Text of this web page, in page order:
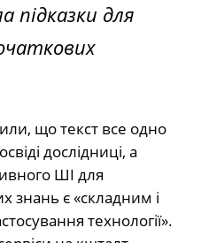
підказки для
що текст все одно
дослідниці, а
ШІ для
знань є «складним і
технології».